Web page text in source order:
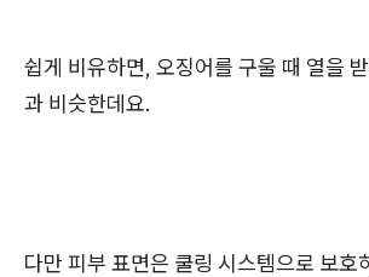
쉽게 비유하면, 오징어를 구울 때 열을
과 비슷한데요.
다만 피부 표면은 쿨링 시스템으로 보호